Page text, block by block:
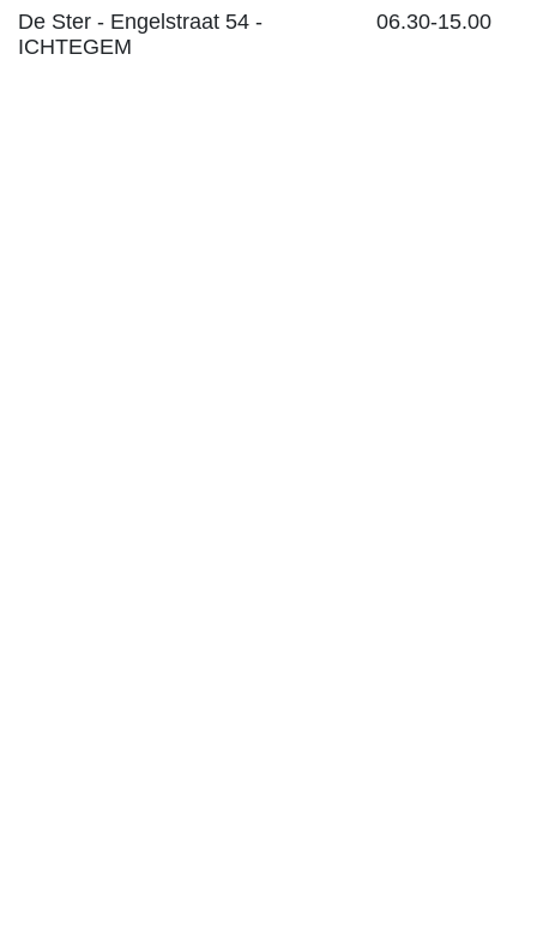
De Ster - Engelstraat 54 -
ICHTEGEM
06.30-15.00